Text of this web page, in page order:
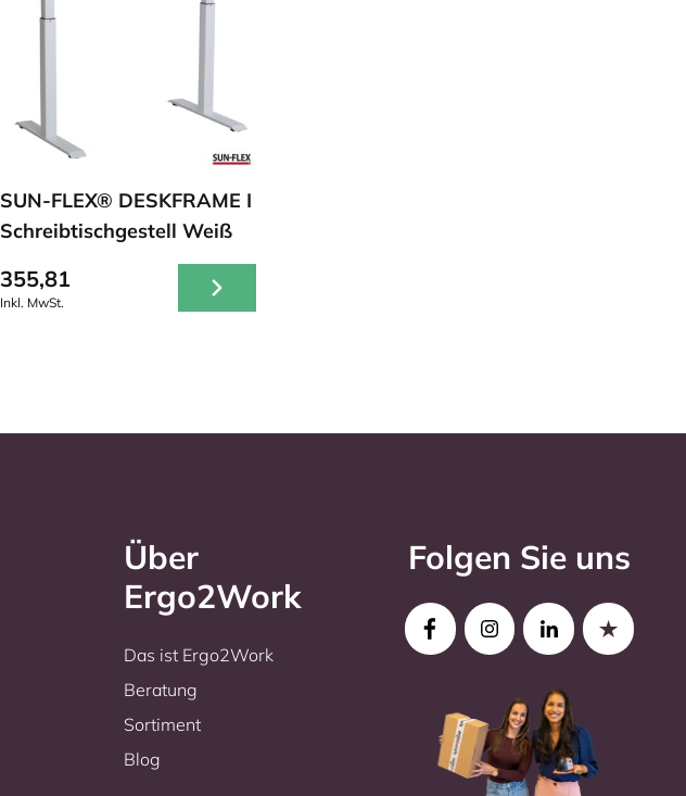
SUN-FLEX® DESKFRAME I
Schreibtischgestell Weiß
355,81
Inkl. MwSt.
Über
Ergo2Work
Das ist Ergo2Work
Beratung
Sortiment
Blog
Folgen Sie uns